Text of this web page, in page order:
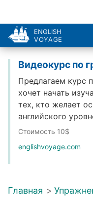
ENGLISH
VOYAGE
Видеокурс по
Предлагаем курс
хочет начать
тех, кто желает
английского
Стоимость 10$
englishvoyage.com
Главная >